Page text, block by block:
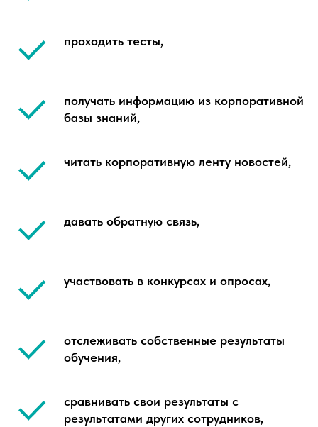
проходить тесты,
получать информацию из корпоративной
базы знаний,
читать корпоративную ленту новостей,
давать обратную связь,
участвовать в конкурсах и опросах,
отслеживать собственные результаты
обучения,
сравнивать свои результаты с
результатами других сотрудников,